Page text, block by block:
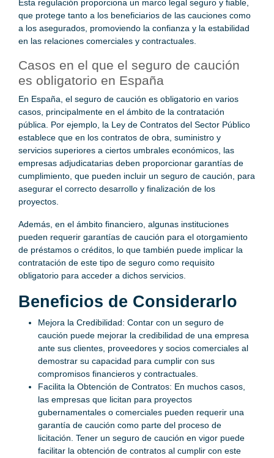
Esta regulación proporciona un marco legal seguro y fiable,
que protege tanto a los beneficiarios de las cauciones como
a los asegurados, promoviendo la confianza y la estabilidad
en las relaciones comerciales y contractuales.
Casos en el que el seguro de caución
es obligatorio en España
En España, el seguro de caución es obligatorio en varios
casos, principalmente en el ámbito de la contratación
pública. Por ejemplo, la Ley de Contratos del Sector Público
establece que en los contratos de obra, suministro y
servicios superiores a ciertos umbrales económicos, las
empresas adjudicatarias deben proporcionar garantías de
cumplimiento, que pueden incluir un seguro de caución, para
asegurar el correcto desarrollo y finalización de los
proyectos.
Además, en el ámbito financiero, algunas instituciones
pueden requerir garantías de caución para el otorgamiento
de préstamos o créditos, lo que también puede implicar la
contratación de este tipo de seguro como requisito
obligatorio para acceder a dichos servicios.
Beneficios de Considerarlo
Mejora la Credibilidad: Contar con un seguro de
caución puede mejorar la credibilidad de una empresa
ante sus clientes, proveedores y socios comerciales al
demostrar su capacidad para cumplir con sus
compromisos financieros y contractuales.
Facilita la Obtención de Contratos: En muchos casos,
las empresas que licitan para proyectos
gubernamentales o comerciales pueden requerir una
garantía de caución como parte del proceso de
licitación. Tener un seguro de caución en vigor puede
facilitar la obtención de contratos al cumplir con este